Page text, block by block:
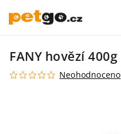
FANY hovězí 400g
Neohodnoceno